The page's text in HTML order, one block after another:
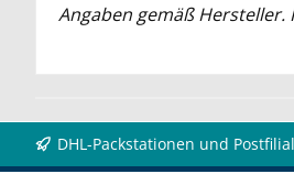
Angaben gemäß
DHL-Packstationen und